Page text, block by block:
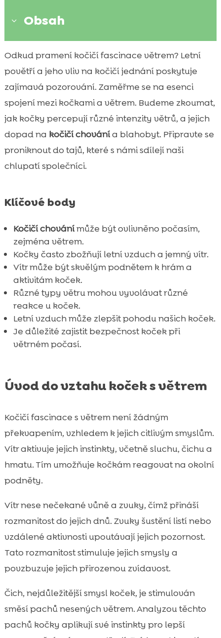
3 Obsah
 Úvod do vztahu koček s větrem
 Kočka léto vítr
 Proč kočka miluje letní brízu
 Vítr jako zdroj zábavy pro kočky
 Hraní si s listy a větrem
CricksyCat krmivo pro kočky
Jasper suché krmivo pro kočky
Bill mokré krmivo pro kočky
Bezpečnost kočky při větrném počasí
Úloha větru v kočičí hře a aktivitách
 Purrfect Life stelivo pro kočky
 Jak můžeme udržet naše kočky šťastné v
létě
 Vliv léta a větru na zdraví koček
 Závěr
FAQ
Odkud pramení kočičí fascinace větrem? Letní
povětří a jeho vliv na kočičí jednání poskytuje
zajímavá pozorování. Zaměřme se na esenci
spojení mezi kočkami a větrem. Budeme zkoumat,
jak kočky percepují různé intenzity větrů, a jejich
dopad na kočičí chovánía blahobyt. Připravte se
proniknout do tajů, které s námi sdílejí naši
chlupatí společníci.
Klíčové body
Kočičí chovánímůže být ovlivněno počasím,
zejména větrem.
Kočky často zbožňují letní vzduch a jemný vítr.
Vítr může být skvělým podnětem k hrám a
aktivitám koček.
Různé typy větru mohou vyvolávat různé
reakce u koček.
Letní vzduch může zlepšit pohodu našich koček.
Je důležité zajistit bezpečnost koček při
větrném počasí.
Úvod do vztahu koček s větrem
Kočičí fascinace s větrem není žádným
překvapením, vzhledem k jejich citlivým smyslům.
Vítr aktivuje jejich instinkty, včetně sluchu, čichu a
hmatu. Tím umožňuje kočkám reagovat na okolní
podněty.
Vítr nese nečekané vůně a zvuky, čímž přináší
rozmanitost do jejich dnů. Zvuky šustění listí nebo
vzdálené aktivnosti upoutávají jejich pozornost.
Tato rozmanitost stimuluje jejich smysly a
povzbuzuje jejich přirozenou zvídavost.
Čich, nejdůležitější smysl koček, je stimulován
směsí pachů nesených větrem. Analyzou těchto
pachů kočky aplikují své instinkty pro lepší